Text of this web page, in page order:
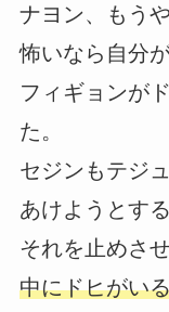
ナヨン、もう
怖いなら自分
フィギョンが
た。
セジンもテジ
あけようとする
それを止めさ
中にドヒがい